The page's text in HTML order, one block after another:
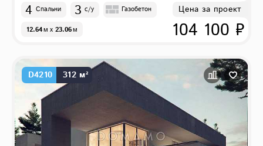
4 Спальни 3 с/у Газобетон
12.64м x 23.06м
Цена за проект
104 100 ₽
D4210 312 м²